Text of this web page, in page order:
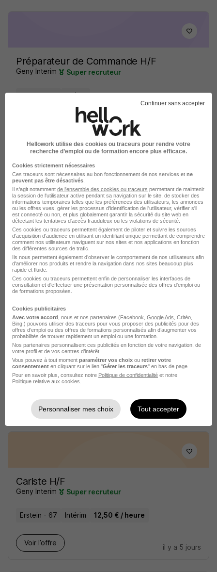
Préparateur de Commande H/F
Geny Interim Super recruteur
Erstein - 67 Intérim
Commis de Cuisine H/F
Team Emploi
Erstein - 67 Intérim 1 800 - 2 500 € / mois 4 mois
Voir l’offre
il y a 5 jours
Chef de Partie H/F
Team Emploi
Erstein - 67 Intérim 1 900 - 3 300 € / mois 6 mois
Voir l’offre
il y a 5 jours
Cariste H/F
Geny Interim Super recruteur
Erstein - 67 Intérim 12,50 € / heure
Voir l’offre
il y a 5 jours
Continuer sans accepter
Hellowork utilise des cookies ou traceurs pour rendre votre
recherche d’emploi ou de formation encore plus efficace.
Cookies strictement nécessaires
Ces traceurs sont nécessaires au bon fonctionnement de nos services et ne
peuvent pas être désactivés
Il s'agit notamment de l'ensemble des cookies ou traceurs permettant de maintenir
la session de l'utilisateur active pendant sa navigation sur le site, de stocker des
informations temporaires telles que les préférences des utilisateurs, les annonces
ou les offres vues, gérer les processus d'identification de l'utilisateur, vérifier s'il
est connecté ou non, et plus globalement garantir la sécurité du site web en
détectant les tentatives d'accès frauduleux ou les violations de sécurité.
Ces cookies ou traceurs permettent également de piloter et suivre les sources
d'acquisition d'audience en utilisant un identifiant unique permettant de comprendre
comment nos utilisateurs naviguent sur nos sites et nos applications en fonction
des différentes sources de trafic.
Ils nous permettent également d’observer le comportement de nos utilisateurs afin
d'améliorer nos produits et rendre la navigation dans nos sites beaucoup plus
rapide et fluide.
Ces cookies ou traceurs permettent enfin de personnaliser les interfaces de
consultation et d'effectuer une présentation personnalisée des offres d'emploi ou
de formations proposées.
Cookies publicitaires
Avec votre accord , nous et nos partenaires (Facebook, Google Ads , Critéo,
Bing,) pouvons utiliser des traceurs pour vous proposer des publicités pour des
offres d’emploi ou des offres de formations personnalisés afin d’augmenter vos
probabilités de trouver rapidement un emploi ou une formation.
Nos partenaires personnalisent ces publicités en fonction de votre navigation, de
votre profil et de vos centres d’intérêt.
Vous pouvez à tout moment paramétrer vos choix ou retirer votre
consentement en cliquant sur le lien "Gérer les traceurs" en bas de page.
Pour en savoir plus, consultez notre Politique de confidentialité et notre
Politique relative aux cookies
Personnaliser mes choix Tout accepter